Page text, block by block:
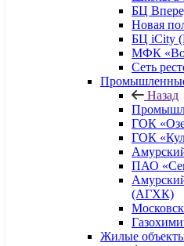
БЦ
Новая
БЦ iCity
МФК
Сеть
Назад
ГОК
ГОК
ПАО
(АГХК)
Жилые